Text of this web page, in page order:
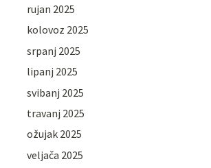
rujan 2025
kolovoz 2025
srpanj 2025
lipanj 2025
svibanj 2025
travanj 2025
ožujak 2025
veljača 2025